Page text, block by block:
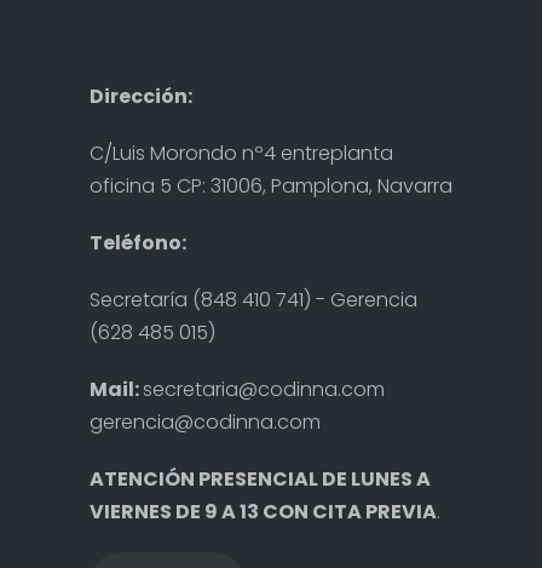
Dirección:
C/Luis Morondo nº4 entreplanta
oficina 5 CP: 31006, Pamplona, Navarra
Teléfono:
Secretaría (848 410 741) - Gerencia
(628 485 015)
Mail:secretaria@codinna.com
gerencia@codinna.com
ATENCIÓN PRESENCIAL DE LUNES A
VIERNES DE 9 A 13 CON CITA PREVIA.